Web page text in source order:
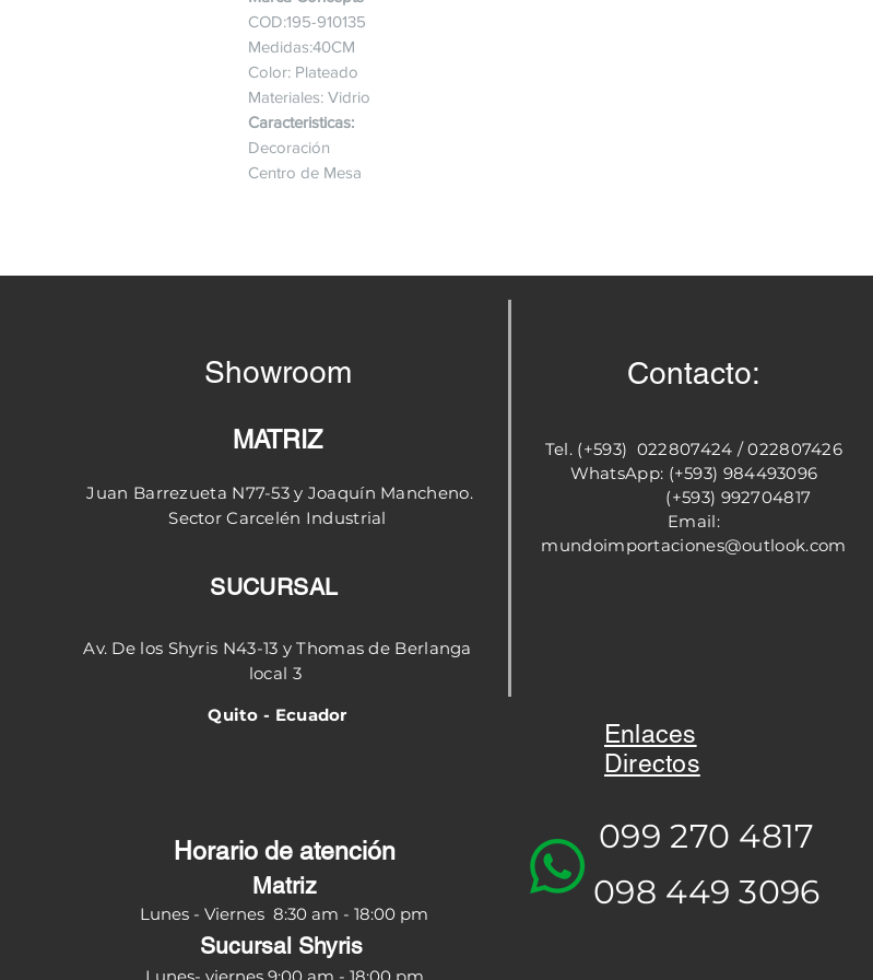
COD:195-910135
Medidas:40CM
Color: Plateado
Materiales: Vidrio
Caracteristicas:
Decoración
Centro de Mesa
Showroom
MATRIZ
Juan Barrezueta N77-53 y Joaquín Mancheno.
SectorCarcelén Industrial
SUCURSAL
Av. De los Shyris N43-13 y Thomas de Berlanga
local 3
Quito - Ecuador
Horario de atención
Matriz
Lunes - Viernes 8:30 am - 18:00 pm
Sucursal Shyris
Contacto:
Tel. (+593) 022807424 / 022807426
WhatsApp: (+593) 984493096
(+593) 992704817
Email:
mundoimportaciones@outlook.com
Enlaces
Directos
099 270 4817
098 449 3096